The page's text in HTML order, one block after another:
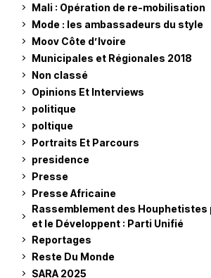
Mali : Opération de re-mobilisation
Mode : les ambassadeurs du style
Moov Côte d’Ivoire
Municipales et Régionales 2018
Non classé
Opinions Et Interviews
politique
poltique
Portraits Et Parcours
presidence
Presse
Presse Africaine
Rassemblement des Houphetistes
et le Développent : Parti Unifié
Reportages
Reste Du Monde
SARA 2025